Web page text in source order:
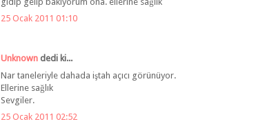
25 Ocak 2011 01:10
Unknown dedi ki...
Nar taneleriyle dahada iştah açıcı görünüyor.
Ellerine sağlık
Sevgiler.
25 Ocak 2011 02:52